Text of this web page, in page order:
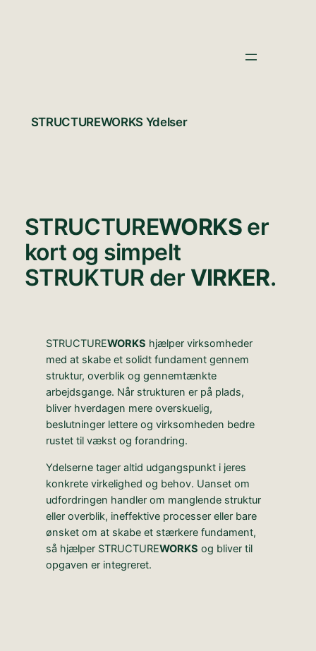
STRUCTUREWORKS Ydelser
STRUCTUREWORKSer
kort og simpelt
STRUKTUR der VIRKER.
STRUCTUREWORKS hjælper virksomheder
med at skabe et solidt fundament gennem
struktur, overblik og gennemtænkte
arbejdsgange. Når strukturen er på plads,
bliver hverdagen mere overskuelig,
beslutninger lettere og virksomheden bedre
rustet til vækst og forandring.
Ydelserne tager altid udgangspunkt i jeres
konkrete virkelighed og behov. Uanset om
udfordringen handler om manglende struktur
eller overblik, ineffektive processer eller bare
ønsket om at skabe et stærkere fundament,
så hjælper STRUCTUREWORKS og bliver til
opgaven er integreret.